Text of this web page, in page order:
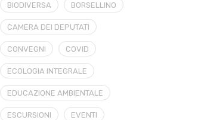
BIODIVERSA BORSELLINO
CAMERA DEI DEPUTATI
CONVEGNI COVID
ECOLOGIA INTEGRALE
EDUCAZIONE AMBIENTALE
ESCURSIONI EVENTI